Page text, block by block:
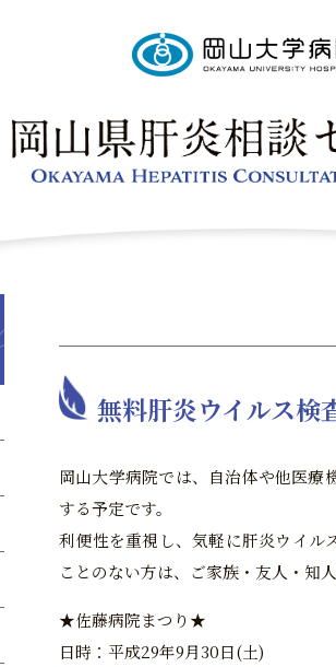
無料肝炎ウイルス検
岡山大学病院では、自治体や他医
する予定です。
利便性を重視し、気軽に肝炎ウイル
ことのない方は、ご家族・友人・知
★佐藤病院まつり★
日時：平成29年9月30日(土)